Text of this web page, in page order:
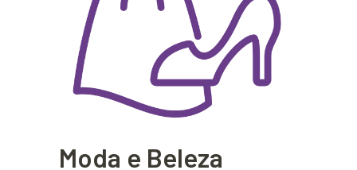
Moda e Beleza